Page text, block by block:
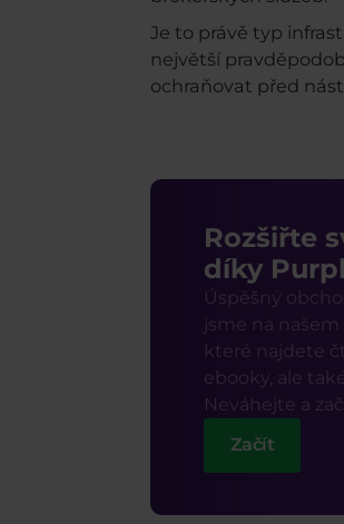
Je to právě typ
největší
ochraňovat před
Rozšiřte
díky
Úspěšný
jsme na našem
které najdete
ebooky, ale
Neváhejte a
Začít